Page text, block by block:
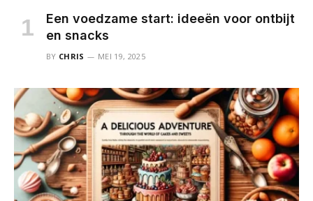
Een voedzame start: ideeën voor ontbijt
en snacks
BY CHRIS MEI 19, 2025